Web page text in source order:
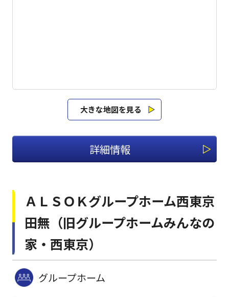
大きな地図を見る
詳細情報
ＡＬＳＯＫグループホーム西東京
田無（旧グループホームみんなの
家・西東京）
グループホーム